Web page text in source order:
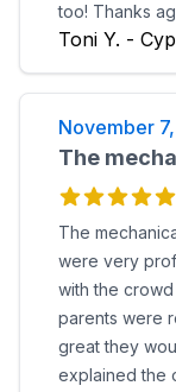
too! Thanks
Toni Y. -
November
The
The
were very
with the
parents were
great they
explained the